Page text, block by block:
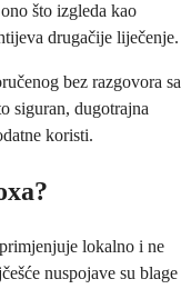
što izgleda kao
drugačije liječenje.
bez razgovora sa
siguran, dugotrajna
koristi.
lokalno i ne
nuspojave su blage